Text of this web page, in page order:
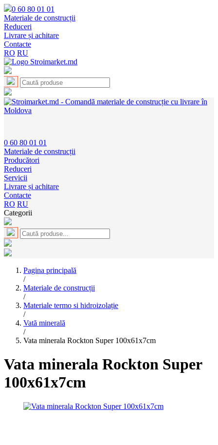
0 60 80 01 01
Materiale de construcții
Reduceri
Livrare și achitare
Contacte
RO RU
0 60 80 01 01
Materiale de construcții
Producători
Reduceri
Servicii
Livrare și achitare
Contacte
RO RU
Categorii
Pagina principală
/
Materiale de construcții
/
Materiale termo si hidroizolație
/
Vată minerală
/
Vata minerala Rockton Super 100x61x7cm
Vata minerala Rockton Super
100x61x7cm